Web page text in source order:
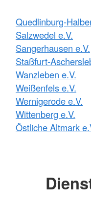
Quedlinburg-
Salzwedel e.V.
Sangerhausen e.V.
Staßfurt-
Wanzleben e.V.
Weißenfels e.V.
Wernigerode e.V.
Wittenberg e.V.
Östliche Altmark